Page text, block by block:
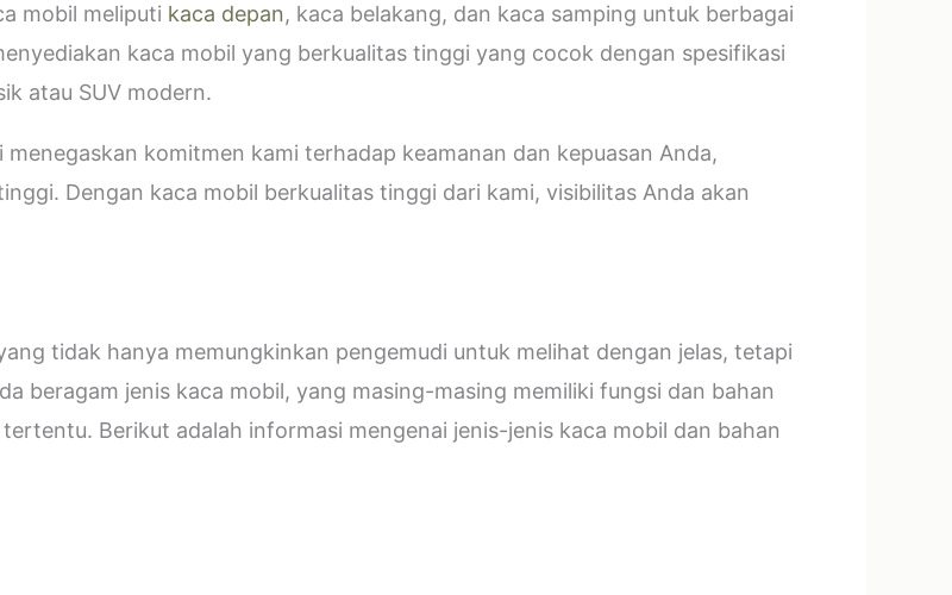
mobil meliputi kaca depan, kaca belakang, dan kaca samping untuk berbagai
kaca mobil yang berkualitas tinggi yang cocok dengan spesifikasi
atau SUV modern.
komitmen kami terhadap keamanan dan kepuasan Anda,
Dengan kaca mobil berkualitas tinggi dari kami, visibilitas Anda akan
tidak hanya memungkinkan pengemudi untuk melihat dengan jelas, tetapi
beragam jenis kaca mobil, yang masing-masing memiliki fungsi dan bahan
Berikut adalah informasi mengenai jenis-jenis kaca mobil dan bahan